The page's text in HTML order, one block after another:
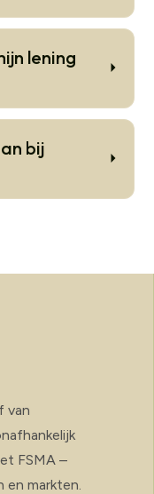
lening
bij
van
FSMA –
markten.